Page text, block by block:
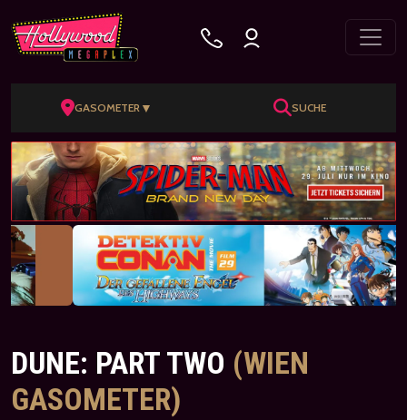
GASOMETER ▼ SUCHE
DUNE: PART TWO (WIEN
GASOMETER)